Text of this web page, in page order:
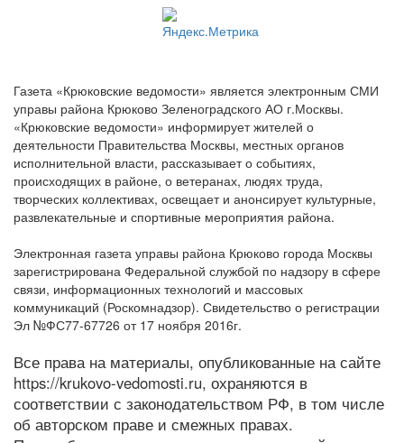
Газета «Крюковские ведомости» является электронным СМИ
управы района Крюково Зеленоградского АО г.Москвы.
«Крюковские ведомости» информирует жителей о
деятельности Правительства Москвы, местных органов
исполнительной власти, рассказывает о событиях,
происходящих в районе, о ветеранах, людях труда,
творческих коллективах, освещает и анонсирует культурные,
развлекательные и спортивные мероприятия района.
Электронная газета управы района Крюково города Москвы
зарегистрирована Федеральной службой по надзору в сфере
связи, информационных технологий и массовых
коммуникаций (Роскомнадзор). Свидетельство о регистрации
Эл №ФС77-67726 от 17 ноября 2016г.
Все права на материалы, опубликованные на сайте
https://krukovo-vedomosti.ru, охраняются в
соответствии с законодательством РФ, в том числе
об авторском праве и смежных правах.